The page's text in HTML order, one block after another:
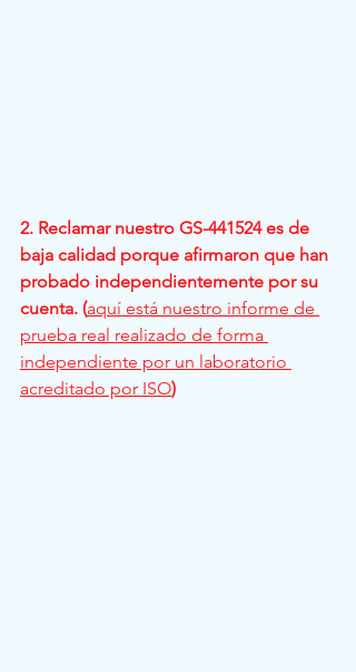
2. Reclamar nuestro GS-441524 es de
baja calidad porque afirmaron que han
probado independientemente por su
cuenta. (aquí está nuestro informe de
prueba real realizado de forma
independiente por un laboratorio
acreditado por ISO)